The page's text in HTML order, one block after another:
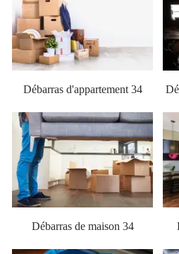
Débarras d'appartement 34
Débarras de maison 34